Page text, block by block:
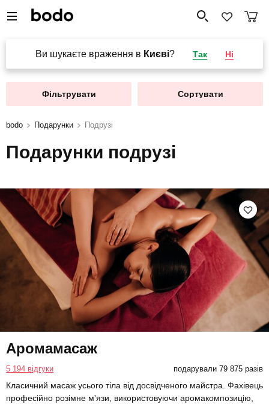
Ви шукаєте враження в Києві? Так Ні
Фільтрувати Сортувати
bodo Подарунки Подрузі
Подарунки подрузі
Аромамасаж
5 194 відгуки подарували 79 875 разів
Класичний масаж усього тіла від досвідченого майстра. Фахівець
професійно розімне м'язи, використовуючи аромакомпозицію,